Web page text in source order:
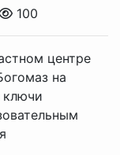
100
центре
на
ключи